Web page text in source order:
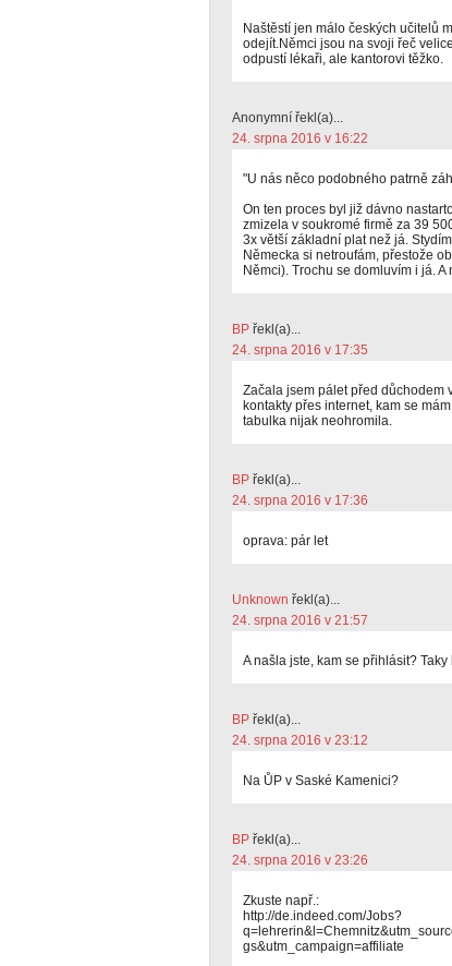
Naštěstí jen málo českých učitelů
odejít.Němci jsou na svoji řeč
odpustí lékaři, ale kantorovi těžko.
Anonymní řekl(a)...
24. srpna 2016 v 16:22
"U nás něco podobného patrně
On ten proces byl již dávno
zmizela v soukromé firmě za 39
3x větší základní plat než já.
Německa si netroufám, přestože
Němci). Trochu se domluvím i já.
BP řekl(a)...
24. srpna 2016 v 17:35
Začala jsem pálet před důchodem
kontakty přes internet, kam se
tabulka nijak neohromila.
BP řekl(a)...
24. srpna 2016 v 17:36
oprava: pár let
Unknown řekl(a)...
24. srpna 2016 v 21:57
A našla jste, kam se přihlásit?
BP řekl(a)...
24. srpna 2016 v 23:12
Na ŮP v Saské Kamenici?
BP řekl(a)...
24. srpna 2016 v 23:26
Zkuste např.:
http://de.indeed.com/Jobs?
gs&utm_campaign=affiliate